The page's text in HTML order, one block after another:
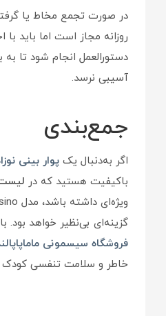
در صورت تجمع مخاط یا
روزانه مجاز است اما باید
دستورالعمل انجام شود تا
آسیبی نرسد.
جمع‌بندی
اگر به‌دنبال یک پوار بینی
باکیفیت هستید که در
گزینه‌ای بی‌نظیر خواهد بود.
فروشگاه سیسمونی
خاطر و سلامت تنفسی کودک